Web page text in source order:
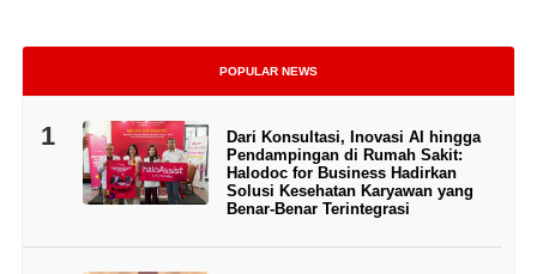
POPULAR NEWS
1
Dari Konsultasi, Inovasi AI hingga
Pendampingan di Rumah Sakit:
Halodoc for Business Hadirkan
Solusi Kesehatan Karyawan yang
Benar-Benar Terintegrasi